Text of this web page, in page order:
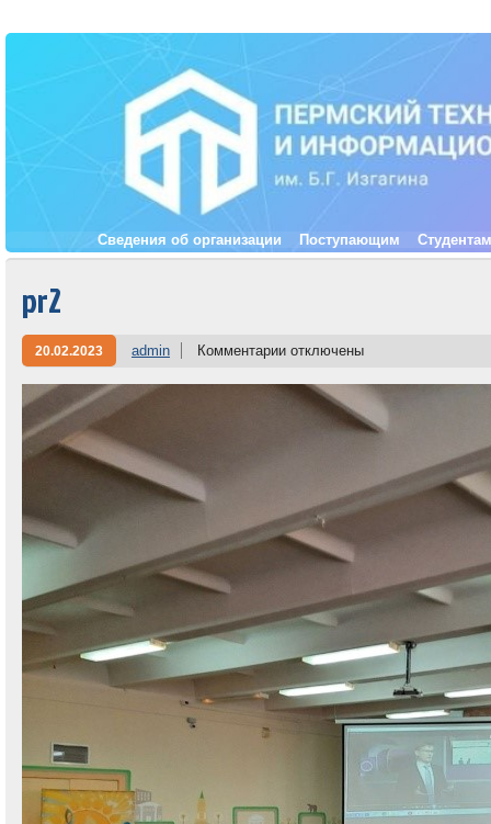
Сведения об организации Поступающим Студентам
pr2
20.02.2023 admin Комментарии отключены